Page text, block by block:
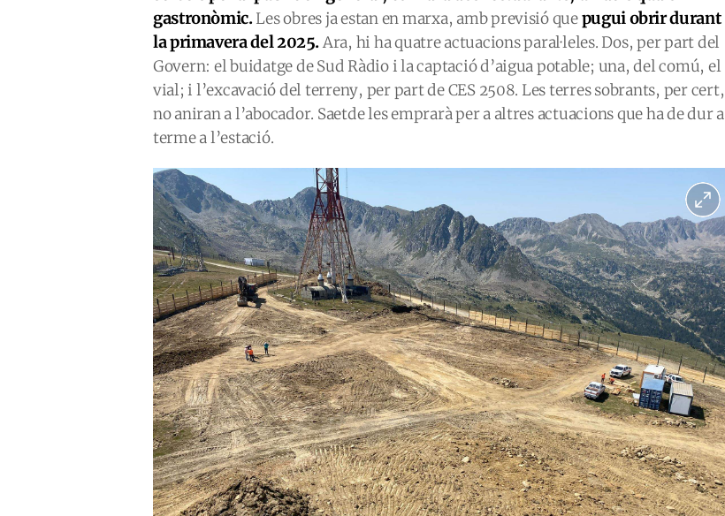
gastronòmic.Les obres ja estan en marxa, amb previsió quepugui obrir durant
la primavera del 2025.Ara, hi ha quatre actuacions paral·leles. Dos, per part del
Govern: el buidatge de Sud Ràdio i la captació d’aigua potable; una, del comú, el
vial; i l’excavació del terreny, per part de CES 2508. Les terres sobrants, per cert,
no aniran a l’abocador. Saetde les emprarà per a altres actuacions que ha de dur a
terme a l’estació.